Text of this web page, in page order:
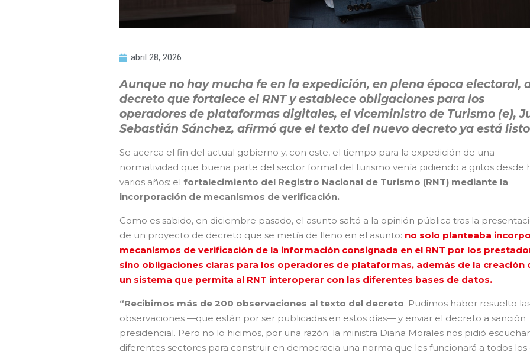
abril 28, 2026
Aunque no hay mucha fe en la expedición, en plena época electoral,
decreto que fortalece el RNT y establece obligaciones para los
operadores de plataformas digitales, el viceministro de Turismo (e),
Sebastián Sánchez, afirmó que el texto del nuevo decreto ya está
Se acerca el fin del actual gobierno y, con este, el tiempo para la expedición de una
normatividad que buena parte del sector formal del turismo venía pidiendo a gritos desde
varios años: el fortalecimiento del Registro Nacional de Turismo (RNT) mediante la
incorporación de mecanismos de verificación.
Como es sabido, en diciembre pasado, el asunto saltó a la opinión pública tras la
de un proyecto de decreto que se metía de lleno en el asunto: no solo planteaba
mecanismos de verificación de la información consignada en el RNT por los
sino obligaciones claras para los operadores de plataformas, además de la creación
un sistema que permita al RNT interoperar con las diferentes bases de datos.
“Recibimos más de 200 observaciones al texto del decreto. Pudimos haber resuelto
observaciones —que están por ser publicadas en estos días— y enviar el decreto a sanción
presidencial. Pero no lo hicimos, por una razón: la ministra Diana Morales nos pidió
diferentes sectores para construir en democracia una norma que les funcionará a todos los